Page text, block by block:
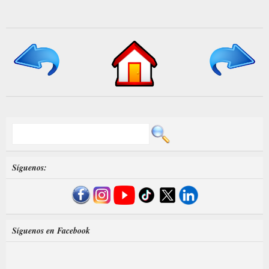
Síguenos:
Síguenos en Facebook